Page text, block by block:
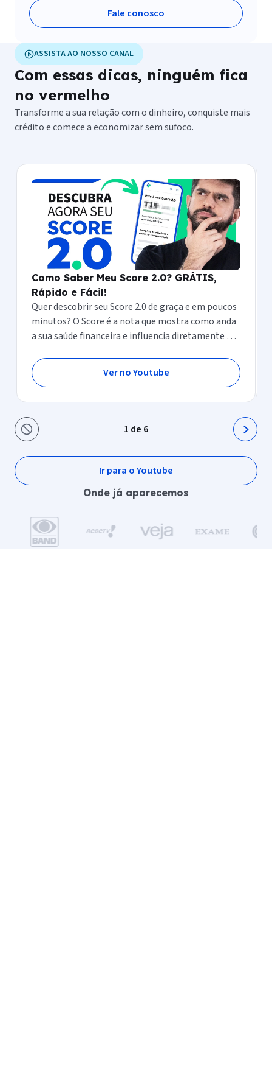
Fale conosco
Dicas de Melhoria:Orientações e passos práticos
sobre o que você precisa fazer paraaumentar sua
pontuaçãoe obter melhores condições de crédito.
ASSISTA AO NOSSO CANAL
Com essas dicas, ninguém fica
no vermelho
Transforme a sua relação com o dinheiro, conquiste mais
crédito e comece a economizar sem sufoco.
Ir para o Youtube
Como Saber Meu Score 2.0? GRÁTIS,
Rápido e Fácil!
Quer descobrir seu Score 2.0 de graça e em poucos
minutos? O Score é a nota que mostra como anda
a sua saúde financeira e influencia diretamente na
até empréstimo.
Ver no Youtube
1 de 6
Onde já aparecemos